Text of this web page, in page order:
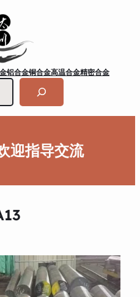
铝合金铜合金高温合金精密合金
迎指导交流